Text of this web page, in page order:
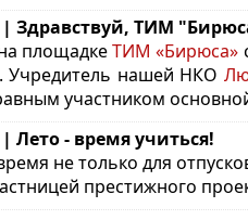
| Здравствуй, ТИМ
площадкеТИМ «Бирюса»
Учредитель нашей НКО
участником
| Лето - время учиться!
не только для
престижного